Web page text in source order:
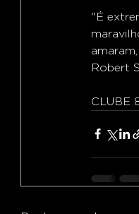
"É
Robert
CLUBE